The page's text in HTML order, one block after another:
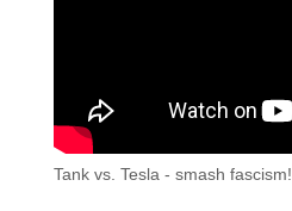
Tank vs. Tesla - smash fascism!